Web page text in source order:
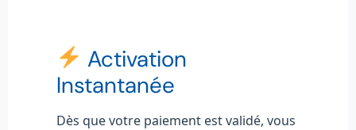
Activation
Instantanée
Dès que votre paiement est validé, vous